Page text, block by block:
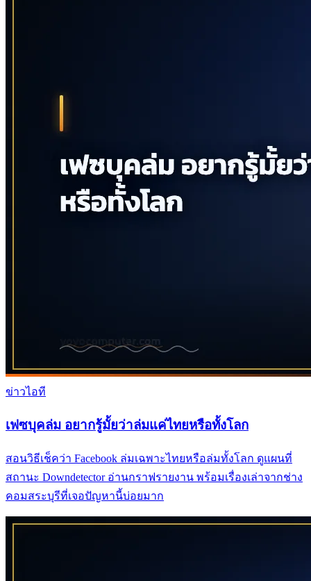
ข่าวไอที
เฟซบุคล่ม อยากรู้มั้ยว่าล่มแค่ไทยหรือทั้งโลก
สอนวิธีเช็คว่า Facebook ล่มเฉพาะไทยหรือล่มทั้งโลก ดูแผนที่
สถานะ Downdetector อ่านกราฟรายงาน พร้อมเรื่องเล่าจากช่าง
คอมสระบุรีที่เจอปัญหานี้บ่อยมาก